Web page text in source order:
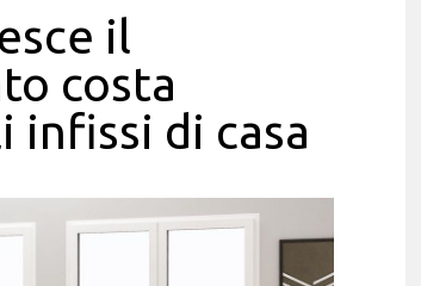
il
costa
infissi di casa